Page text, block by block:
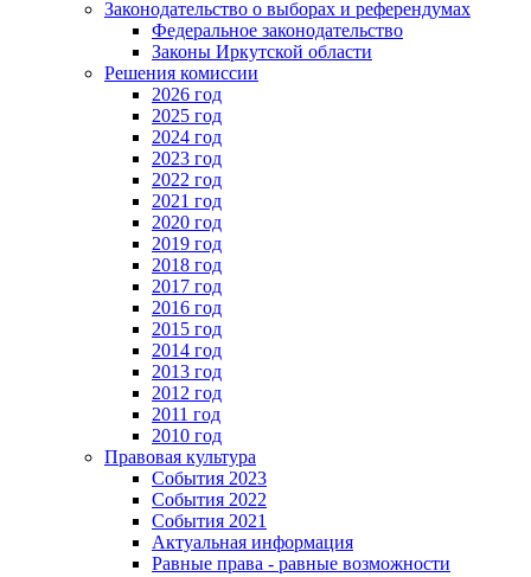
Законодательство о выборах и референдумах
Федеральное законодательство
Законы Иркутской области
Решения комиссии
2026 год
2025 год
2024 год
2023 год
2022 год
2021 год
2020 год
2019 год
2018 год
2017 год
2016 год
2015 год
2014 год
2013 год
2012 год
2011 год
2010 год
Правовая культура
События 2023
События 2022
События 2021
Актуальная информация
Равные права - равные возможности